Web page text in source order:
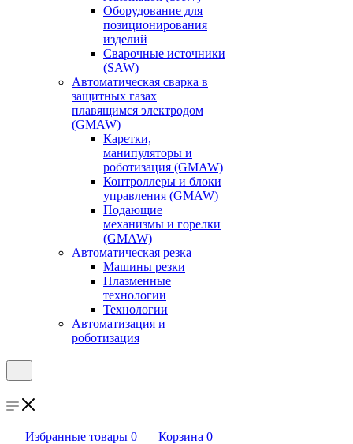
Оборудование для
позиционирования
изделий
Сварочные источники
(SAW)
Автоматическая сварка в
защитных газах
плавящимся электродом
(GMAW)
Каретки,
манипуляторы и
роботизация (GMAW)
Контроллеры и блоки
управления (GMAW)
Подающие
механизмы и горелки
(GMAW)
Автоматическая резка
Машины резки
Плазменные
технологии
Технологии
Автоматизация и
роботизация
Избранные товары 0 Корзина 0